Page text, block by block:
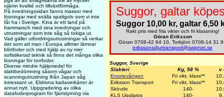
ojämn kvalité och tillväxtförmåga.
På inredningssidan fanns massor med
lösningar med snälla spaltgolv som vi inte
får ha i Sverige. Kina är ett land på
frammarsch med sina inredningar och
utrustningar som inte såg så tokiga ut.
Vad gäller utfordringsutrustningar så verkar
det som att man i Europa alltmer lämnar
blötfoder och med hjälp av ny mer
sofistikerad teknik så finns det många olika
lösningar för torrfoder.
Diverse mindre hjälpmedel för
slaktbedömning såsom vågar och
scanningutrustning ifrån Japan såg
intressant ut. Eldrivna kadaverkärror är
annat nytt. Uppgradering av olika
datafoderprogram för fjärrstyrning via
Suggor, galtar
Suggor 10,00 kr, galtar 6,50
Rakt pris med fria vikter och fri klassning!
Göran Eriksson
Göran 0708-42 64 10, Torbjörn 0708-14 31
erikssonsdjurtransport@swipnet.se
Suggor, Sverige
Slakteri
Kg, 58 %
v
Knorrevången
Fri vikt, klass**
Eriksson Transport
Fri vikt, klass**
Skövde
140-
KLS Ugglarps
140-